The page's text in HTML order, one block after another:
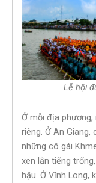
Lễ hội
Ở mỗi địa
riêng. Ở An
những cô gái
xen lẫn tiếng
hậu. Ở Vĩnh Long,